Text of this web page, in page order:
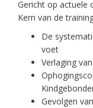
Gericht op actuele
Kern van de
De
voet
Verlaging
Gevolgen